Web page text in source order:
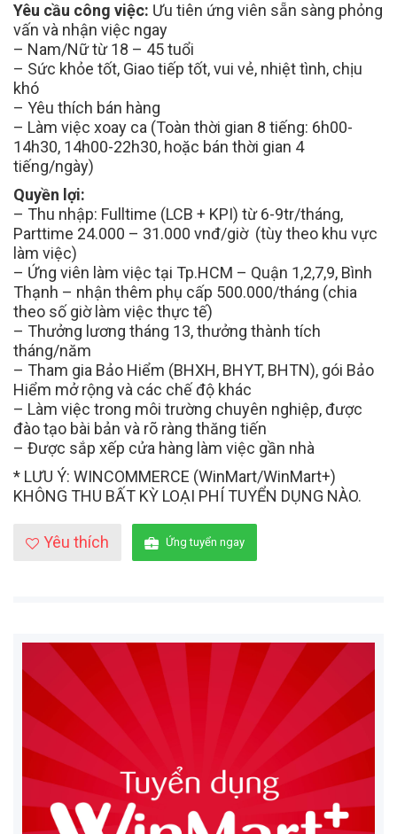
Yêu cầu công việc: Ưu tiên ứng viên sẵn sàng phỏng
vấn và nhận việc ngay
– Nam/Nữ từ 18 – 45 tuổi
– Sức khỏe tốt, Giao tiếp tốt, vui vẻ, nhiệt tình, chịu
khó
– Yêu thích bán hàng
– Làm việc xoay ca (Toàn thời gian 8 tiếng: 6h00-
14h30, 14h00-22h30, hoặc bán thời gian 4
tiếng/ngày)
Quyền lợi:
– Thu nhập: Fulltime (LCB + KPI) từ 6-9tr/tháng,
Parttime 24.000 – 31.000 vnđ/giờ (tùy theo khu vực
làm việc)
– Ứng viên làm việc tại Tp.HCM – Quận 1,2,7,9, Bình
Thạnh – nhận thêm phụ cấp 500.000/tháng (chia
theo số giờ làm việc thực tế)
– Thưởng lương tháng 13, thưởng thành tích
tháng/năm
– Tham gia Bảo Hiểm (BHXH, BHYT, BHTN), gói Bảo
Hiểm mở rộng và các chế độ khác
– Làm việc trong môi trường chuyên nghiệp, được
đào tạo bài bản và rõ ràng thăng tiến
– Được sắp xếp cửa hàng làm việc gần nhà
* LƯU Ý: WINCOMMERCE (WinMart/WinMart+)
KHÔNG THU BẤT KỲ LOẠI PHÍ TUYỂN DỤNG NÀO.
Yêu thích Ứng tuyển ngay